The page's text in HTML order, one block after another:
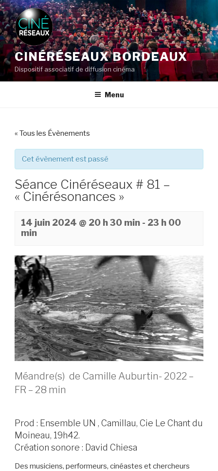
Aller
au
contenu
principal
CINÉRÉSEAUX BORDEAUX
Dispositif associatif de diffusion cinéma
Menu
« Tous les Évènements
Cet évènement est passé
Séance Cinéréseaux # 81 –
« Cinérésonances »
14 juin 2024 @ 20 h 30 min - 23 h 00
min
Méandre(s) de Camille Auburtin- 2022 –
FR – 28 min
Prod : Ensemble UN , Camillau, Cie Le Chant du
Moineau, 19h42.
Création sonore : David Chiesa
Des musiciens, performeurs, cinéastes et chercheurs